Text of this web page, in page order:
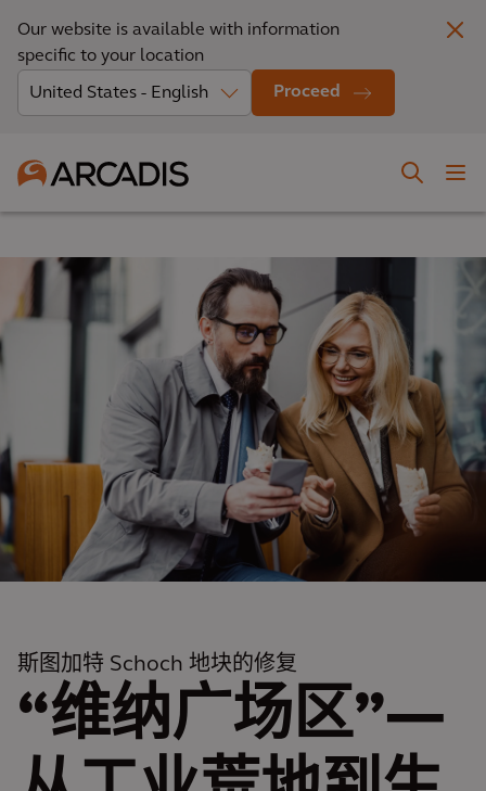
Our website is available with information
specific to your location
Proceed
斯图加特 Schoch 地块的修复
“维纳广场区”—